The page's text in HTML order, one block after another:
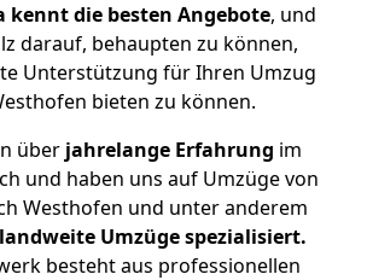
kennt die besten Angebote, und
darauf, behaupten zu können,
Unterstützung für Ihren Umzug
bieten zu können.
überjahrelange Erfahrung im
und haben uns auf Umzüge von
Westhofen und unter anderem
Umzüge spezialisiert.
besteht aus professionellen